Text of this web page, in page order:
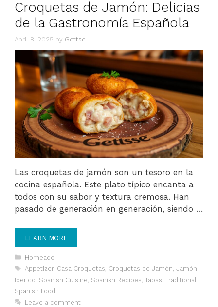
Croquetas de Jamón: Delicias
de la Gastronomía Española
April 8, 2025 by Gettse
Las croquetas de jamón son un tesoro en la
cocina española. Este plato típico encanta a
todos con su sabor y textura cremosa. Han
pasado de generación en generación, siendo …
LEARN MORE
Categories
Horneado
Tags
Appetizer, Casa Croquetas Croquetas de Jamón Jamón
Ibérico Spanish Cuisine Spanish Recipes Tapas Traditional
Spanish Food
Leave a comment